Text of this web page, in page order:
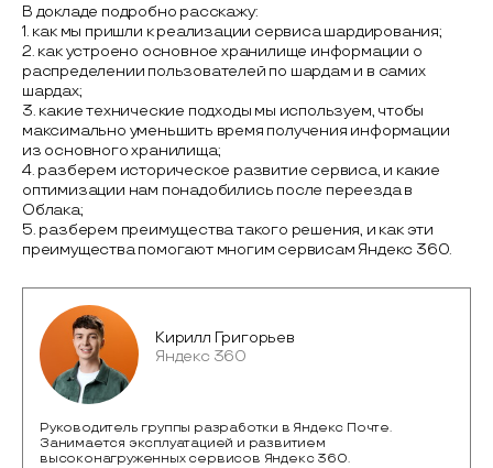
В докладе подробно расскажу:
1. как мы пришли к реализации сервиса шардирования;
2. как устроено основное хранилище информации о
распределении пользователей по шардам и в самих
шардах;
3. какие технические подходы мы используем, чтобы
максимально уменьшить время получения информации
из основного хранилища;
4. разберем историческое развитие сервиса, и какие
оптимизации нам понадобились после переезда в
Облака;
5. разберем преимущества такого решения, и как эти
преимущества помогают многим сервисам Яндекс 360.
Кирилл Григорьев
Яндекс 360
Руководитель группы разработки в Яндекс Почте.
Занимается эксплуатацией и развитием
высоконагруженных сервисов Яндекс 360.